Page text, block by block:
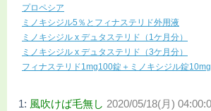
プロペシア
ミノキシジル5％とフィナステリド外用液
ミノキシジル x デュタステリド（1ケ月分）
ミノキシジル x デュタステリド（3ケ月分）
フィナステリド1mg100錠＋ミノキシジル錠
1: 風吹けば毛無し 2020/05/18(月)